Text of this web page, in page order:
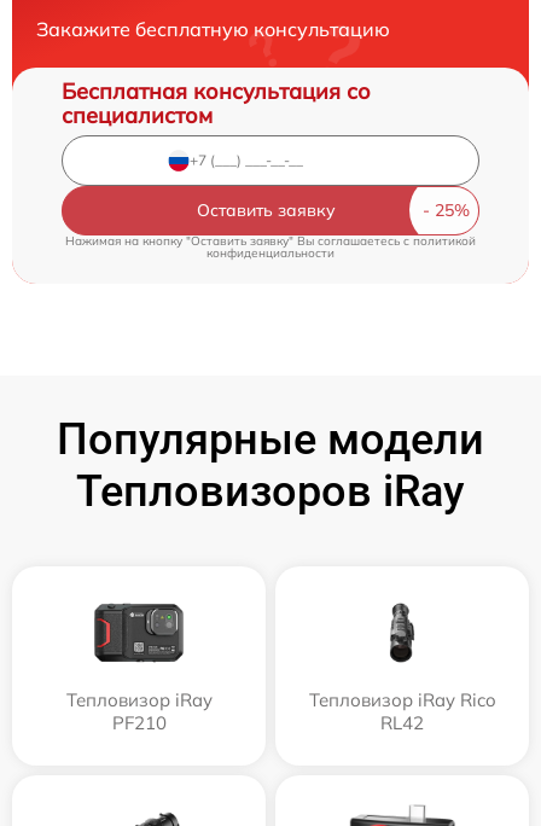
Закажите бесплатную консультацию
Бесплатная консультация со
специалистом
Оставить заявку
Нажимая на кнопку "Оставить заявку" Вы соглашаетесь cполитикой
конфиденциальности
Популярные модели
Тепловизоров iRay
Тепловизор iRay
PF210
Тепловизор iRay Rico
RL42